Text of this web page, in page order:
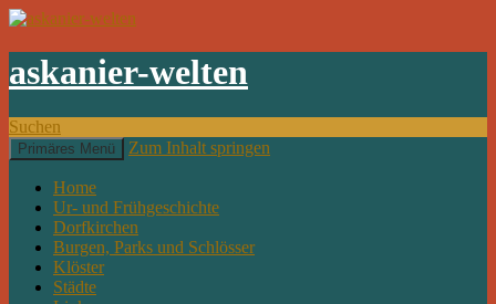
askanier-welten
Suchen
Primäres Menü Zum Inhalt springen
Home
Ur- und Frühgeschichte
Dorfkirchen
Burgen, Parks und Schlösser
Klöster
Städte